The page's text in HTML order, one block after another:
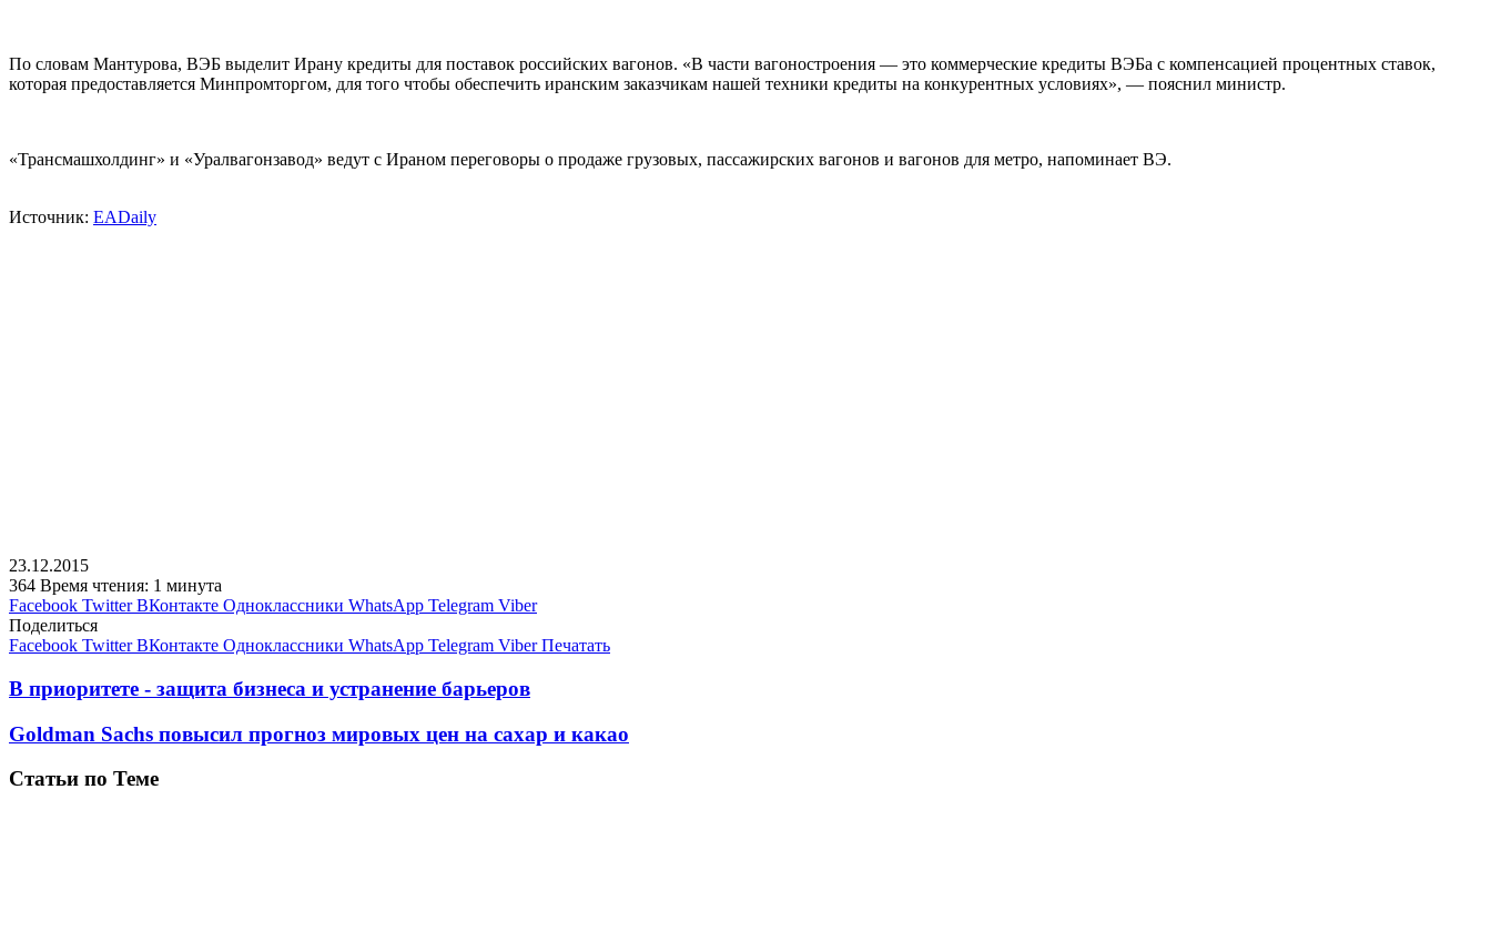
По словам Мантурова, ВЭБ выделит Ирану кредиты для поставок российских вагонов. «В части вагоностроения — это коммерческие кредиты ВЭБа с компенсацией процентных ставок,
которая предоставляется Минпромторгом, для того чтобы обеспечить иранским заказчикам нашей техники кредиты на конкурентных условиях», — пояснил министр.
«Трансмашхолдинг» и «Уралвагонзавод» ведут с Ираном переговоры о продаже грузовых, пассажирских вагонов и вагонов для метро, напоминает ВЭ.
Источник: EADaily
23.12.2015
364 Время чтения: 1 минута
Facebook Twitter ВКонтакте Одноклассники WhatsApp Telegram Viber
Поделиться
Facebook Twitter ВКонтакте Одноклассники WhatsApp Telegram Viber Печатать
В приоритете - защита бизнеса и устранение барьеров
Goldman Sachs повысил прогноз мировых цен на сахар и какао
Статьи по Теме